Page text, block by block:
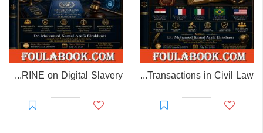
EL RAKHAWI MIND on the Doctrine of Simulation and Sham Transactions in Civil Law
EL-RAKHAWI DOCTRINE on Digital Slavery